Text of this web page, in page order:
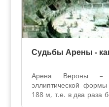
Судьбы Арены -
Арена Вероны –
эллиптической
188 м, т.е. в два раза